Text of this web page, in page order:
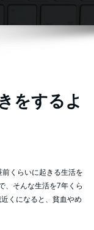
をするよ
くらいに起きる生活を
、そんな生活を7年くら
くになると、貧血やめ